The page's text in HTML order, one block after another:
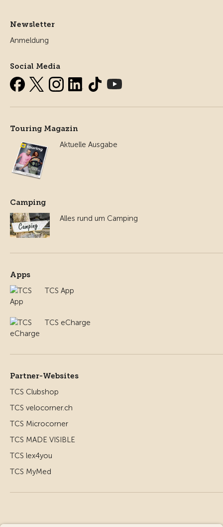
Newsletter
Anmeldung
Social Media
Touring Magazin
Aktuelle Ausgabe
Camping
Alles rund um Camping
Apps
TCS App
TCS eCharge
Partner-Websites
TCS Clubshop
TCS velocorner.ch
TCS Microcorner
TCS MADE VISIBLE
TCS lex4you
TCS MyMed